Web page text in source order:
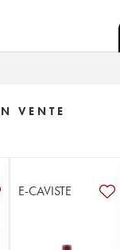
VENTE
E-CAVISTE